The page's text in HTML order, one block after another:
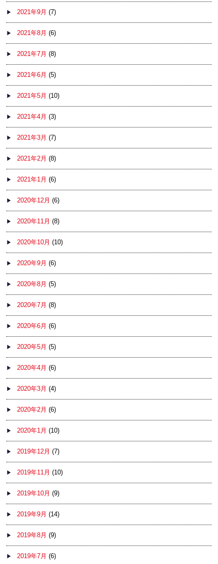
2021年9月 (7)
2021年8月 (6)
2021年7月 (8)
2021年6月 (5)
2021年5月 (10)
2021年4月 (3)
2021年3月 (7)
2021年2月 (8)
2021年1月 (6)
2020年12月 (6)
2020年11月 (8)
2020年10月 (10)
2020年9月 (6)
2020年8月 (5)
2020年7月 (8)
2020年6月 (6)
2020年5月 (5)
2020年4月 (6)
2020年3月 (4)
2020年2月 (6)
2020年1月 (10)
2019年12月 (7)
2019年11月 (10)
2019年10月 (9)
2019年9月 (14)
2019年8月 (9)
2019年7月 (6)